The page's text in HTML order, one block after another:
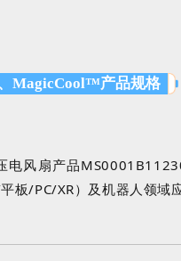
MagicCool™产品规格
电风扇产品
板/PC/XR）及机器人领域